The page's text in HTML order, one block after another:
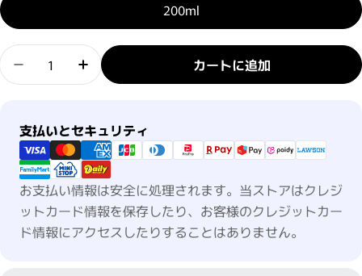
200ml
数量
サップモス ウェイトレス ハイドレーション コンデ
サップモス ウェイトレス ハイドレーショ
カートに追加
支払いとセキュリティ
支払い方法
お支払い情報は安全に処理されます。当ストアはクレジ
ットカード情報を保存したり、お客様のクレジットカー
ド情報にアクセスしたりすることはありません。